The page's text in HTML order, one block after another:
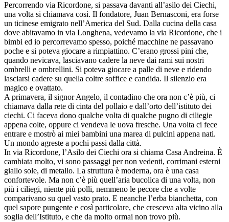
Percorrendo via Ricordone, si passava davanti all’asilo dei Ciechi,
una volta si chiamava così. Il fondatore, Juan Bernasconi, era forse
un ticinese emigrato nell’America del Sud. Dalla cucina della casa
dove abitavamo in via Longhena, vedevamo la via Ricordone, che i
bimbi ed io percorrevamo spesso, poiché macchine ne passavano
poche e si poteva giocare a rimpiattino. C’erano grossi pini che,
quando nevicava, lasciavano cadere la neve dai rami sui nostri
ombrelli e ombrellini. Si poteva giocare a palle di neve e ridendo
lasciarsi cadere su quella coltre soffice e candida. Il silenzio era
magico e ovattato.
A primavera, il signor Angelo, il contadino che ora non c’è più, ci
chiamava dalla rete di cinta del pollaio e dall’orto dell’istituto dei
ciechi. Ci faceva dono qualche volta di qualche pugno di ciliegie
appena colte, oppure ci vendeva le uova fresche. Una volta ci fece
entrare e mostrò ai miei bambini una marea di pulcini appena nati.
Un mondo agreste a pochi passi dalla città.
In via Ricordone, l’Asilo dei Ciechi ora si chiama Casa Andreina. È
cambiata molto, vi sono passaggi per non vedenti, corrimani esterni
giallo sole, di metallo. La struttura è moderna, ora è una casa
confortevole. Ma non c’è più quell’aria bucolica di una volta, non
più i ciliegi, niente più polli, nemmeno le pecore che a volte
comparivano su quel vasto prato. E neanche l’erba bianchetta, con
quel sapore pungente e così particolare, che cresceva alta vicino alla
soglia dell’Istituto, e che da molto ormai non trovo più.